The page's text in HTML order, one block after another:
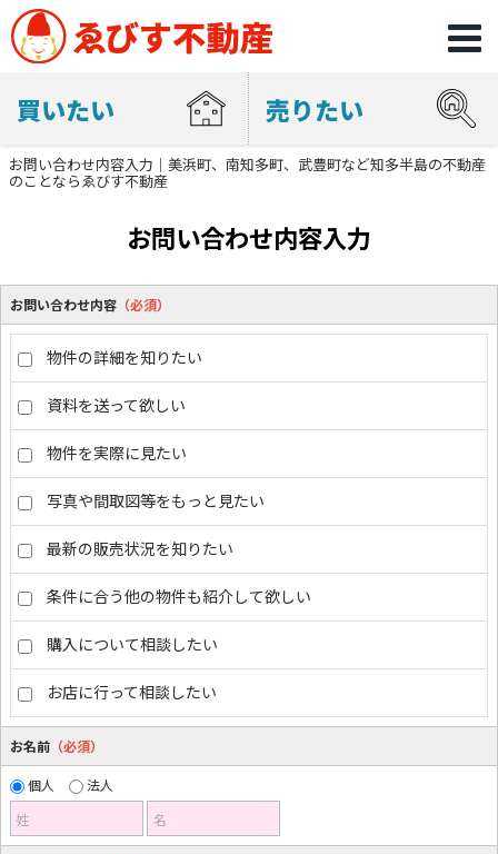
買いたい 売りたい
お問い合わせ内容入力｜美浜町、南知多町、武豊町など知多半島の不動産
のことならゑびす不動産
お問い合わせ内容入力
お問い合わせ内容 （必須）
物件の詳細を知りたい
資料を送って欲しい
物件を実際に見たい
写真や間取図等をもっと見たい
最新の販売状況を知りたい
条件に合う他の物件も紹介して欲しい
購入について相談したい
お店に行って相談したい
お名前 （必須）
個人
法人
姓
名